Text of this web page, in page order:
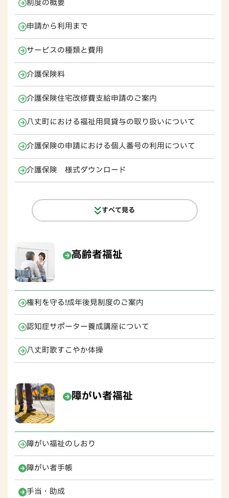
制度の概要
申請から利用まで
サービスの種類と費用
介護保険料
介護保険住宅改修費支給申請のご案内
八丈町における福祉用具貸与の取り扱いについて
介護保険の申請における個人番号の利用について
介護保険 様式ダウンロード
すべて見る
高齢者福祉
権利を守る!成年後見制度のご案内
認知症サポーター養成講座について
八丈町歌すこやか体操
障がい者福祉
障がい福祉のしおり
障がい者手帳
手当・助成